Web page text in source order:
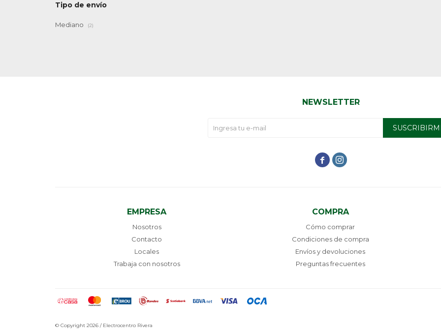
Tipo de envío
Mediano (2)
EMPRESA
Nosotros
Contacto
Locales
Trabaja con nosotros
COMPRA
Cómo comprar
Condiciones de compra
Envíos y devoluciones
Preguntas frecuentes
NEWSLETTER
 
© Copyright 2026 / Electrocentro Rivera